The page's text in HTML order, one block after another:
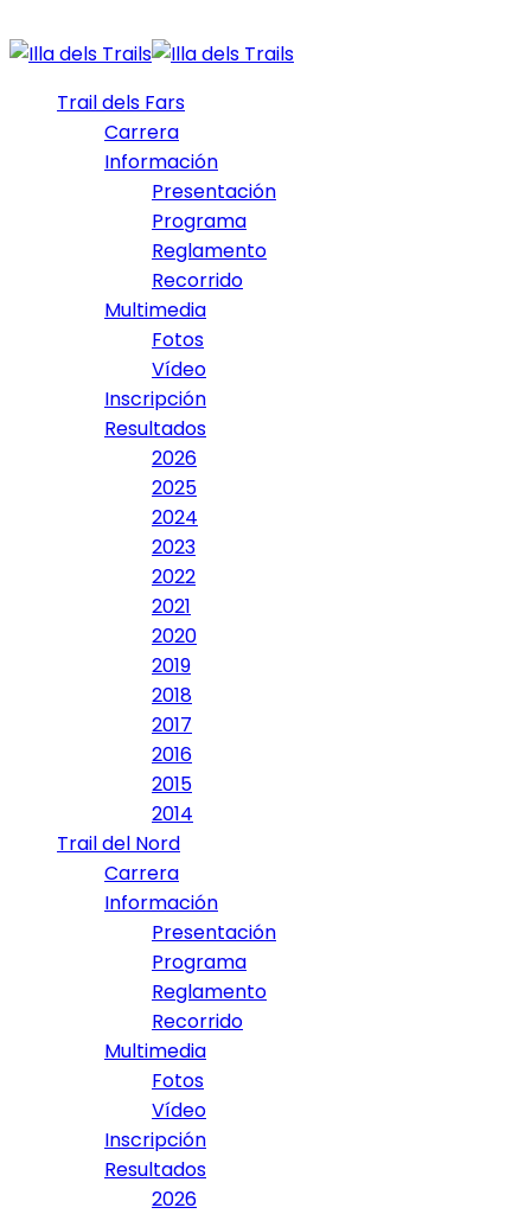
Trail dels Fars
Carrera
Información
Presentación
Programa
Reglamento
Recorrido
Multimedia
Fotos
Vídeo
Inscripción
Resultados
2026
2025
2024
2023
2022
2021
2020
2019
2018
2017
2016
2015
2014
Trail del Nord
Carrera
Información
Presentación
Programa
Reglamento
Recorrido
Multimedia
Fotos
Vídeo
Inscripción
Resultados
2026